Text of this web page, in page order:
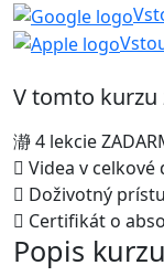
V tomto kurzu
4 lekcie
Videa v celkové
Doživotný
Certifikát o
Popis kurzu